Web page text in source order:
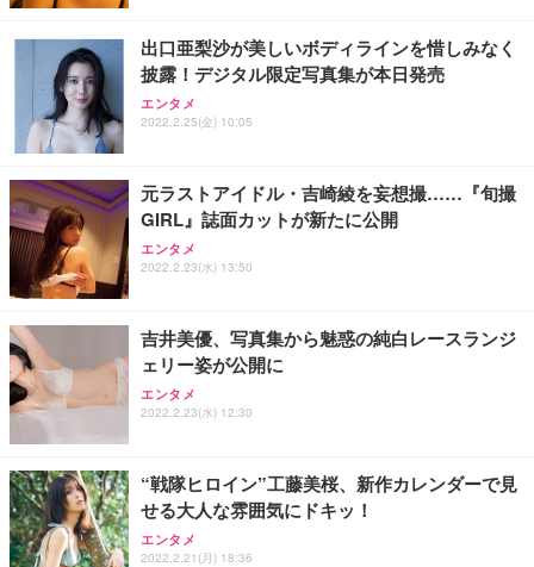
出口亜梨沙が美しいボディラインを惜しみなく
披露！デジタル限定写真集が本日発売
エンタメ
2022.2.25(金) 10:05
元ラストアイドル・吉崎綾を妄想撮……『旬撮
GIRL』誌面カットが新たに公開
エンタメ
2022.2.23(水) 13:50
吉井美優、写真集から魅惑の純白レースランジ
ェリー姿が公開に
エンタメ
2022.2.23(水) 12:30
“戦隊ヒロイン”工藤美桜、新作カレンダーで見
せる大人な雰囲気にドキッ！
エンタメ
2022.2.21(月) 18:36